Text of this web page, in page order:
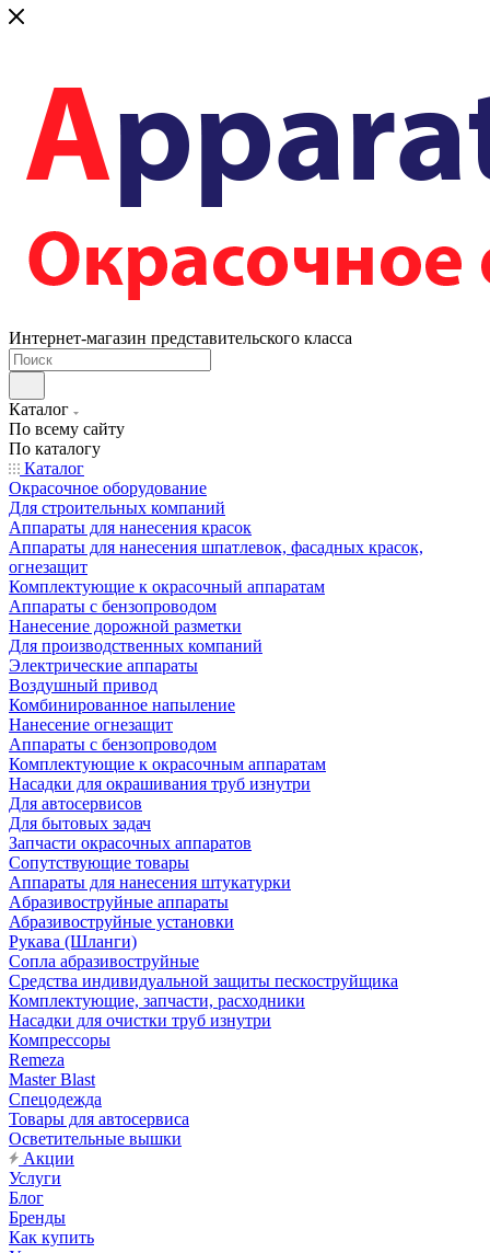
Интернет-магазин представительского класса
Каталог
По всему сайту
По каталогу
Каталог
Окрасочное оборудование
Для строительных компаний
Аппараты для нанесения красок
Аппараты для нанесения шпатлевок, фасадных красок,
огнезащит
Комплектующие к окрасочный аппаратам
Аппараты с бензопроводом
Нанесение дорожной разметки
Для производственных компаний
Электрические аппараты
Воздушный привод
Комбинированное напыление
Нанесение огнезащит
Аппараты с бензопроводом
Комплектующие к окрасочным аппаратам
Насадки для окрашивания труб изнутри
Для автосервисов
Для бытовых задач
Запчасти окрасочных аппаратов
Сопутствующие товары
Аппараты для нанесения штукатурки
Aбразивоструйные аппараты
Абразивоструйные установки
Рукава (Шланги)
Сопла абразивоструйные
Средства индивидуальной защиты пескоструйщика
Комплектующие, запчасти, расходники
Насадки для очистки труб изнутри
Компрессоры
Remeza
Master Blast
Спецодежда
Товары для автосервиса
Осветительные вышки
Акции
Услуги
Блог
Бренды
Как купить